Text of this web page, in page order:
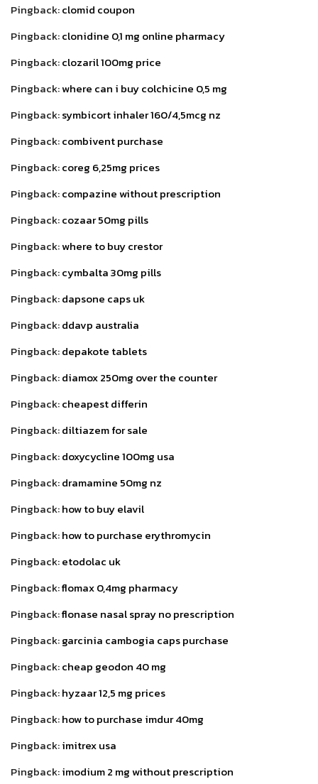
Pingback:clomid coupon
Pingback:clonidine 0,1 mg online pharmacy
Pingback:clozaril 100mg price
Pingback:where can i buy colchicine 0,5 mg
Pingback:symbicort inhaler 160/4,5mcg nz
Pingback:combivent purchase
Pingback:coreg 6,25mg prices
Pingback:compazine without prescription
Pingback:cozaar 50mg pills
Pingback:where to buy crestor
Pingback:cymbalta 30mg pills
Pingback:dapsone caps uk
Pingback:ddavp australia
Pingback:depakote tablets
Pingback:diamox 250mg over the counter
Pingback:cheapest differin
Pingback:diltiazem for sale
Pingback:doxycycline 100mg usa
Pingback:dramamine 50mg nz
Pingback:how to buy elavil
Pingback:how to purchase erythromycin
Pingback:etodolac uk
Pingback:flomax 0,4mg pharmacy
Pingback:flonase nasal spray no prescription
Pingback:garcinia cambogia caps purchase
Pingback:cheap geodon 40 mg
Pingback:hyzaar 12,5 mg prices
Pingback:how to purchase imdur 40mg
Pingback:imitrex usa
Pingback:imodium 2 mg without prescription